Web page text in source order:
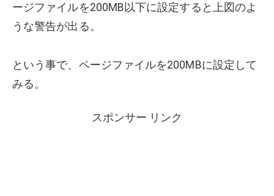
ージファイルを200MB以下に設定すると上図のよ
うな警告が出る。
という事で、ページファイルを200MBに設定して
みる。
スポンサー リンク